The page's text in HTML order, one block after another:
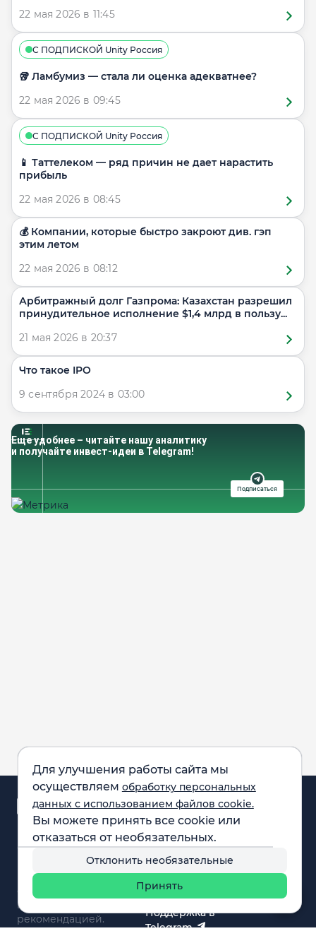
Для улучшения работы сайта мы
осуществляем обработку персональных
данных с использованием файлов cookie.
Вы можете принять все cookie или
отказаться от необязательных.
Отклонить необязательные
Принять
22 мая 2026 в 11:45
С ПОДПИСКОЙ Unity Россия
🥡 Ламбумиз — стала ли оценка адекватнее?
22 мая 2026 в 09:45
С ПОДПИСКОЙ Unity Россия
📱 Таттелеком — ряд причин не дает нарастить
прибыль
22 мая 2026 в 08:45
💰 Компании, которые быстро закроют див. гэп
этим летом
22 мая 2026 в 08:12
Арбитражный долг Газпрома: Казахстан разрешил
принудительное исполнение $1,4 млрд в пользу...
21 мая 2026 в 20:37
Что такое IPO
9 сентября 2024 в 03:00
Еще удобнее – читайте нашу аналитику
и получайте инвест-идеи в Telegram!
Подписаться
Обращаем внимание:
все материалы,
представленные на
сайте, не являются
инвестиционной
рекомендацией.
Аналитика и
новости
Карта рынка
Компании
F.A.Q.
Обучение
Вебинары
О нас
Поддержка в
Telegram